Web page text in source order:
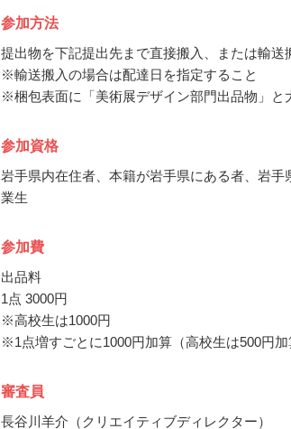
参加方法
提出物を下記提出先まで直接搬入、または輸送
※輸送搬入の場合は配達日を指定すること
※梱包表面に「美術展デザイン部門出品物」と
参加資格
岩手県内在住者、本籍が岩手県にある者、岩
業生
参加費
出品料
1点 3000円
※高校生は1000円
※1点増すごとに1000円加算（高校生は500円加
審査員
長谷川羊介（クリエイティブディレクター）